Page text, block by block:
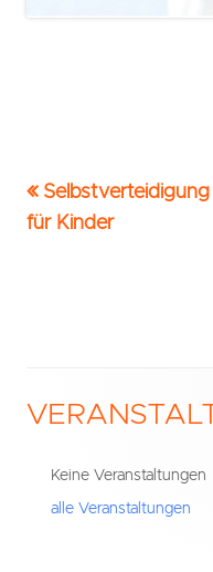
Beitrags-
Vorheriger
Beitrag:
Selbstverteidigung
für Kinder
Haupt-
Seitenleiste
Keine Veranstaltungen
alle Veranstaltungen